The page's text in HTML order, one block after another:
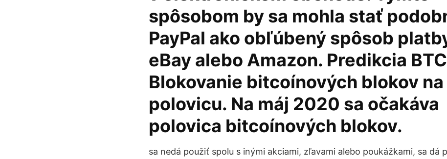
spôsobom by sa mohla stať
PayPal ako obľúbený spôsob
eBay alebo Amazon. Predikcia
Blokovanie bitcoínových blokov na
polovicu. Na máj 2020 sa očakáva
polovica bitcoínových blokov.
sa nedá použiť spolu s inými akciami, zľavami alebo poukážkami, sa dá